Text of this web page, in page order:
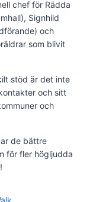
chef för Rädda
Signhild
och
som blivit
stöd är det inte
och sitt
och
de bättre
för fler högljudda